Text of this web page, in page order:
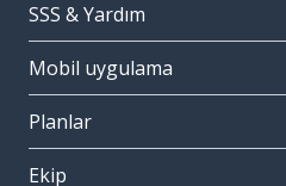
SSS & Yardım
Mobil uygulama
Planlar
Ekip